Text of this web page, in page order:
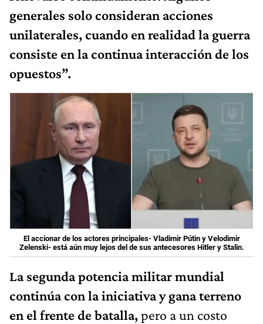
generales solo consideran acciones
unilaterales, cuando en realidad la guerra
consiste en la continua interacción de los
opuestos”.
El accionar de los actores principales- Vladimir Pútin y Velodimir
Zelenski- está aún muy lejos del de sus antecesores Hitler y Stalin.
La segunda potencia militar mundial
continúa con la iniciativa y gana terreno
en el frente de batalla,pero a un costo